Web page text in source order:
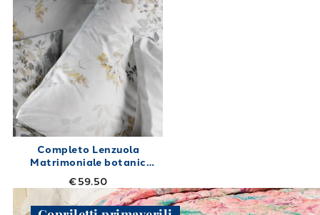
Completo Lenzuola
Matrimoniale botanic
Shabby Chic in Cotone
240X280
€59.50